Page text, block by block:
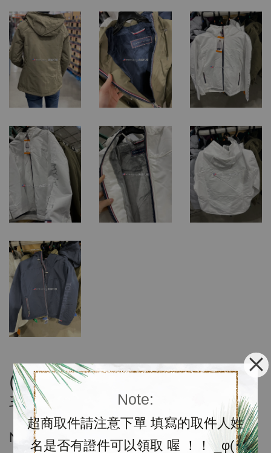
Note:
超商取件請注意下單 填寫的取件人姓
名是否有證件可以領取 喔 ！！ _φ(･
(預購）Tommy hilfiger女款內絨
毛連帽外套
NT$ 1,980